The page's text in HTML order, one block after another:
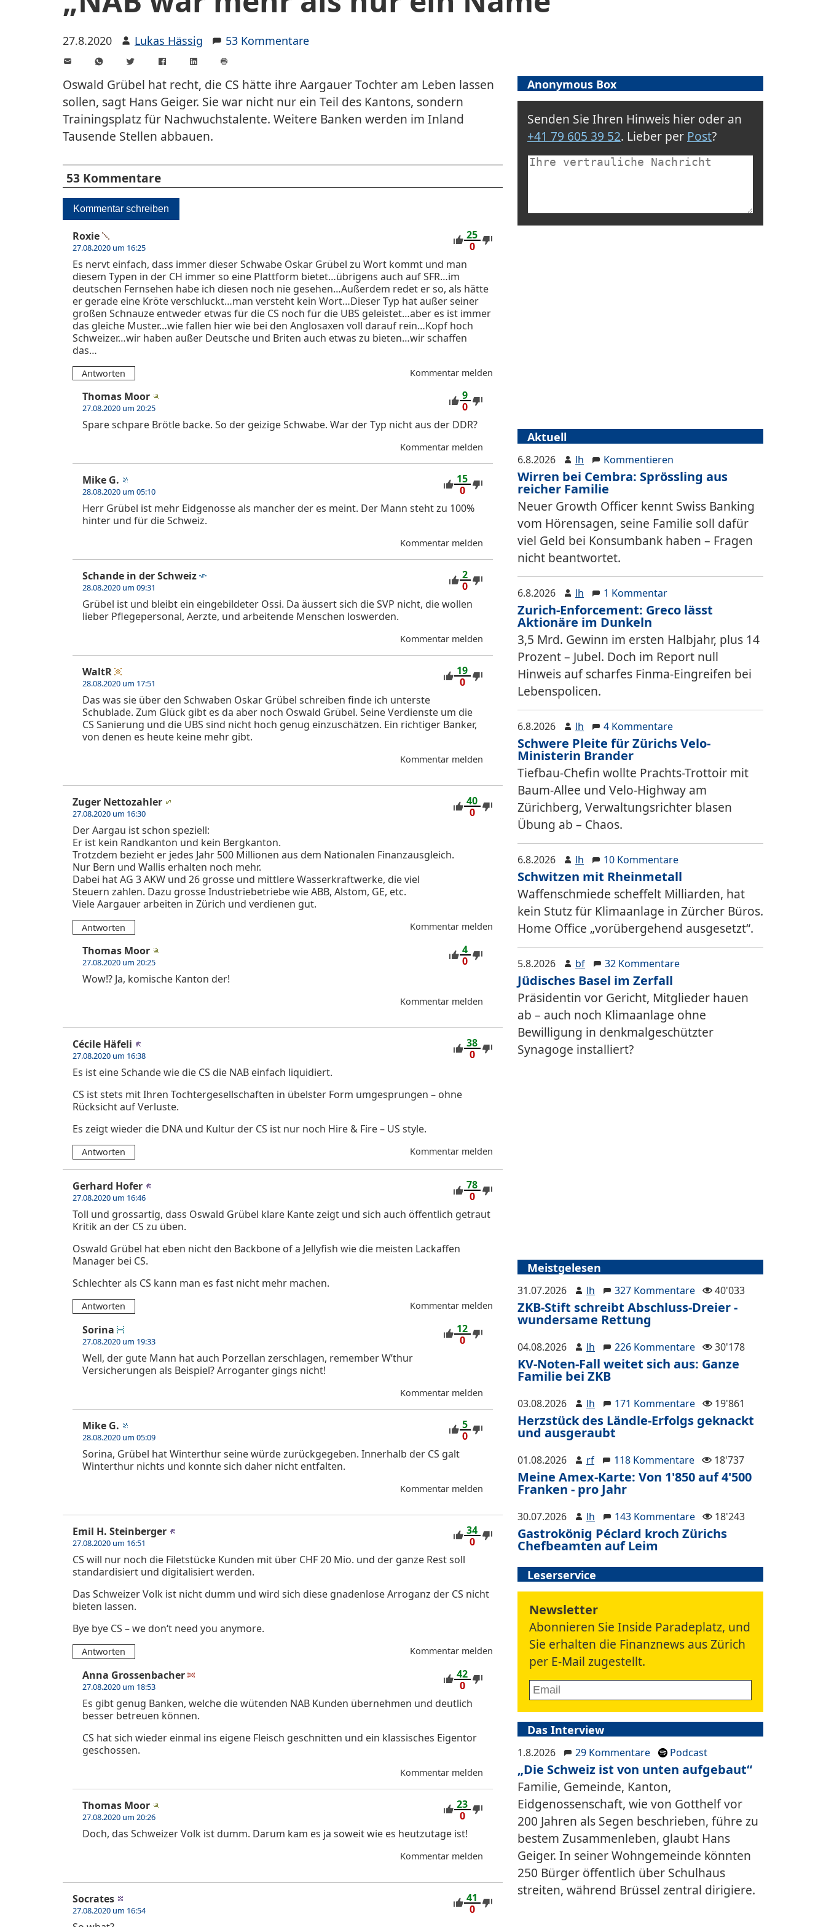
27.8.2020 Lukas Hässig 53 Kommentare
WhatsAppTwitter FacebookLinkedIn
drucken
Oswald Grübel hat recht, die CS hätte ihre Aargauer Tochter am Leben lassen
sollen, sagt Hans Geiger. Sie war nicht nur ein Teil des Kantons, sondern
Trainingsplatz für Nachwuchstalente. Weitere Banken werden im Inland
Tausende Stellen abbauen.
53 Kommentare
Kommentar schreiben
25
0
Roxie
27.08.2020 um 16:25
Es nervt einfach, dass immer dieser Schwabe Oskar Grübel zu Wort kommt und man
diesem Typen in der CH immer so eine Plattform bietet…übrigens auch auf SFR…im
deutschen Fernsehen habe ich diesen noch nie gesehen…Außerdem redet er so, als hätte
er gerade eine Kröte verschluckt…man versteht kein Wort…Dieser Typ hat außer seiner
großen Schnauze entweder etwas für die CS noch für die UBS geleistet…aber es ist immer
das gleiche Muster…wie fallen hier wie bei den Anglosaxen voll darauf rein…Kopf hoch
Schweizer…wir haben außer Deutsche und Briten auch etwas zu bieten…wir schaffen
das…
Antworten Kommentar melden
9
0
Thomas Moor
27.08.2020 um 20:25
Spare schpare Brötle backe. So der geizige Schwabe. War der Typ nicht aus der DDR?
Kommentar melden
15
0
Mike G.
28.08.2020 um 05:10
Herr Grübel ist mehr Eidgenosse als mancher der es meint. Der Mann steht zu 100%
hinter und für die Schweiz.
Kommentar melden
2
0
Schande in der Schweiz
28.08.2020 um 09:31
Grübel ist und bleibt ein eingebildeter Ossi. Da äussert sich die SVP nicht, die wollen
lieber Pflegepersonal, Aerzte, und arbeitende Menschen loswerden.
Kommentar melden
19
0
WaltR
28.08.2020 um 17:51
Das was sie über den Schwaben Oskar Grübel schreiben finde ich unterste
Schublade. Zum Glück gibt es da aber noch Oswald Grübel. Seine Verdienste um die
CS Sanierung und die UBS sind nicht hoch genug einzuschätzen. Ein richtiger Banker,
von denen es heute keine mehr gibt.
Kommentar melden
40
0
Zuger Nettozahler
27.08.2020 um 16:30
Der Aargau ist schon speziell:
Er ist kein Randkanton und kein Bergkanton.
Trotzdem bezieht er jedes Jahr 500 Millionen aus dem Nationalen Finanzausgleich.
Nur Bern und Wallis erhalten noch mehr.
Dabei hat AG 3 AKW und 26 grosse und mittlere Wasserkraftwerke, die viel
Steuern zahlen. Dazu grosse Industriebetriebe wie ABB, Alstom, GE, etc.
Viele Aargauer arbeiten in Zürich und verdienen gut.
Antworten Kommentar melden
4
0
Thomas Moor
27.08.2020 um 20:25
Wow!? Ja, komische Kanton der!
Kommentar melden
38
0
Cécile Häfeli
27.08.2020 um 16:38
Es ist eine Schande wie die CS die NAB einfach liquidiert.
CS ist stets mit Ihren Tochtergesellschaften in übelster Form umgesprungen – ohne
Rücksicht auf Verluste.
Es zeigt wieder die DNA und Kultur der CS ist nur noch Hire & Fire – US style.
Antworten Kommentar melden
78
0
Gerhard Hofer
27.08.2020 um 16:46
Toll und grossartig, dass Oswald Grübel klare Kante zeigt und sich auch öffentlich getraut
Kritik an der CS zu üben.
Oswald Grübel hat eben nicht den Backbone of a Jellyfish wie die meisten Lackaffen
Manager bei CS.
Schlechter als CS kann man es fast nicht mehr machen.
Antworten Kommentar melden
12
0
Sorina
27.08.2020 um 19:33
Well, der gute Mann hat auch Porzellan zerschlagen, remember W’thur
Versicherungen als Beispiel? Arroganter gings nicht!
Kommentar melden
5
0
Mike G.
28.08.2020 um 05:09
Sorina, Grübel hat Winterthur seine würde zurückgegeben. Innerhalb der CS galt
Winterthur nichts und konnte sich daher nicht entfalten.
Kommentar melden
34
0
Emil H. Steinberger
27.08.2020 um 16:51
CS will nur noch die Filetstücke Kunden mit über CHF 20 Mio. und der ganze Rest soll
standardisiert und digitalisiert werden.
Das Schweizer Volk ist nicht dumm und wird sich diese gnadenlose Arroganz der CS nicht
bieten lassen.
Bye bye CS – we don‘t need you anymore.
Antworten Kommentar melden
42
0
Anna Grossenbacher
27.08.2020 um 18:53
Es gibt genug Banken, welche die wütenden NAB Kunden übernehmen und deutlich
besser betreuen können.
CS hat sich wieder einmal ins eigene Fleisch geschnitten und ein klassisches Eigentor
geschossen.
Kommentar melden
23
0
Thomas Moor
27.08.2020 um 20:26
Doch, das Schweizer Volk ist dumm. Darum kam es ja soweit wie es heutzutage ist!
Kommentar melden
41
0
Socrates
27.08.2020 um 16:54
Anonymous Box
Senden Sie Ihren Hinweis hier oder an
+41 79 605 39 52. Lieber per Post?
Aktuell
6.8.2026 lh Kommentieren
Wirren bei Cembra: Sprössling aus
reicher Familie
Neuer Growth Officer kennt Swiss Banking
vom Hörensagen, seine Familie soll dafür
viel Geld bei Konsumbank haben – Fragen
nicht beantwortet.
6.8.2026 lh 1 Kommentar
Zurich-Enforcement: Greco lässt
Aktionäre im Dunkeln
3,5 Mrd. Gewinn im ersten Halbjahr, plus 14
Prozent – Jubel. Doch im Report null
Hinweis auf scharfes Finma-Eingreifen bei
Lebenspolicen.
6.8.2026 lh 4 Kommentare
Schwere Pleite für Zürichs Velo-
Ministerin Brander
Tiefbau-Chefin wollte Prachts-Trottoir mit
Baum-Allee und Velo-Highway am
Zürichberg, Verwaltungsrichter blasen
Übung ab – Chaos.
6.8.2026 lh 10 Kommentare
Schwitzen mit Rheinmetall
Waffenschmiede scheffelt Milliarden, hat
kein Stutz für Klimaanlage in Zürcher Büros.
Home Office „vorübergehend ausgesetzt“.
5.8.2026 bf 32 Kommentare
Jüdisches Basel im Zerfall
Präsidentin vor Gericht, Mitglieder hauen
ab – auch noch Klimaanlage ohne
Bewilligung in denkmalgeschützter
Synagoge installiert?
Meistgelesen
31.07.2026 lh 327 Kommentare 40'033
ZKB-Stift schreibt Abschluss-Dreier -
wundersame Rettung
04.08.2026 lh 226 Kommentare 30'178
KV-Noten-Fall weitet sich aus: Ganze
Familie bei ZKB
03.08.2026 lh 171 Kommentare 19'861
Herzstück des Ländle-Erfolgs geknackt
und ausgeraubt
01.08.2026 rf 118 Kommentare 18'737
Meine Amex-Karte: Von 1'850 auf 4'500
Franken - pro Jahr
30.07.2026 lh 143 Kommentare 18'243
Gastrokönig Péclard kroch Zürichs
Chefbeamten auf Leim
Leserservice
Newsletter
Abonnieren Sie Inside Paradeplatz, und
Sie erhalten die Finanznews aus Zürich
per E-Mail zugestellt.
Das Interview
1.8.2026 29 Kommentare Podcast
„Die Schweiz ist von unten aufgebaut“
Familie, Gemeinde, Kanton,
Eidgenossenschaft, wie von Gotthelf vor
200 Jahren als Segen beschrieben, führe zu
bestem Zusammenleben, glaubt Hans
Geiger. In seiner Wohngemeinde könnten
250 Bürger öffentlich über Schulhaus
streiten, während Brüssel zentral dirigiere.